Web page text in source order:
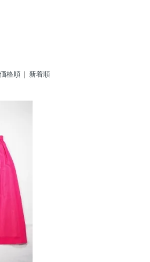
価格順 | 新着順